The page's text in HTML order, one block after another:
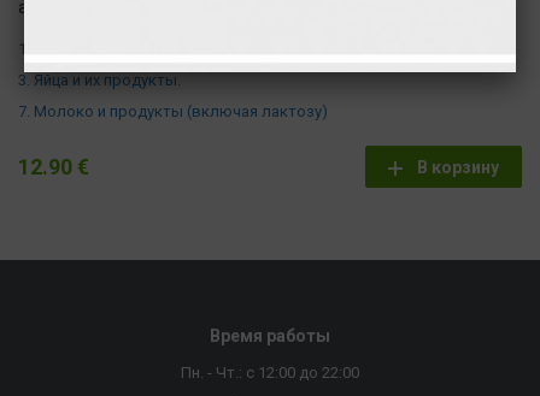
аллергены :
1. Зерновые, содержащие клейковину
3. Яйца и их продукты.
7. Молоко и продукты (включая лактозу)
12.90 € В корзину
Время работы
Пн. - Чт.: с 12:00 до 22:00